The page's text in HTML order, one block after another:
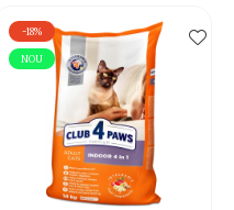
-18%
NOU